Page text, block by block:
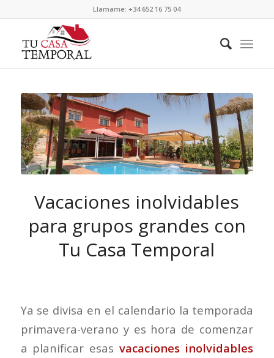
Llamame: +34 652 16 75 04
Vacaciones inolvidables
para grupos grandes con
Tu Casa Temporal
Ya se divisa en el calendario la temporada
primavera-verano y es hora de comenzar
a planificar esas vacaciones inolvidables